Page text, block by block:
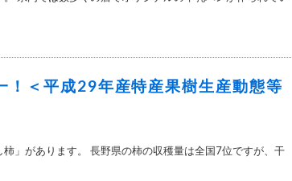
＜平成29年産特産果樹生産動態等
」があります。 長野県の柿の収穫量は全国7位ですが、干